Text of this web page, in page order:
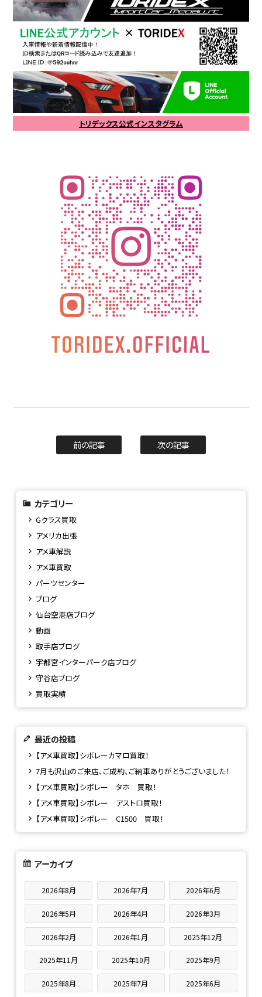
トリデックス公式インスタグラム
前の記事 次の記事
カテゴリー
Gクラス買取
アメリカ出張
アメ車解説
アメ車買取
パーツセンター
ブログ
仙台空港店ブログ
動画
取手店ブログ
宇都宮インターパーク店ブログ
守谷店ブログ
買取実績
最近の投稿
【アメ車買取】シボレーカマロ買取！
7月も沢山のご来店、ご成約、ご納車ありがとうございました！
【アメ車買取】シボレー タホ 買取！
【アメ車買取】シボレー アストロ買取！
【アメ車買取】シボレー C1500 買取！
アーカイブ
2026年8月 2026年7月 2026年6月
2026年5月 2026年4月 2026年3月
2026年2月 2026年1月 2025年12月
2025年11月 2025年10月 2025年9月
2025年8月 2025年7月 2025年6月